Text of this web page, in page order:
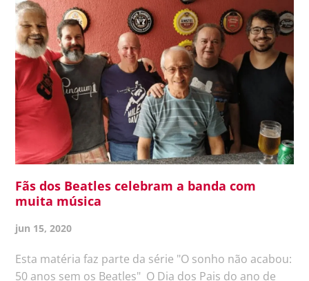
Fãs dos Beatles celebram a banda com
muita música
jun 15, 2020
Esta matéria faz parte da série "O sonho não acabou:
50 anos sem os Beatles" O Dia dos Pais do ano de